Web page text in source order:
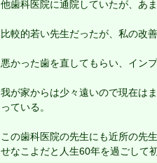
他歯科医院に通院していたが、あ
比較的若い先生だったが、私の改
悪かった歯を直してもらい、イン
我が家からは少々遠いので現在は
っている。
この歯科医院の先生にも近所の先
せなこよだと人生60年を過ごして